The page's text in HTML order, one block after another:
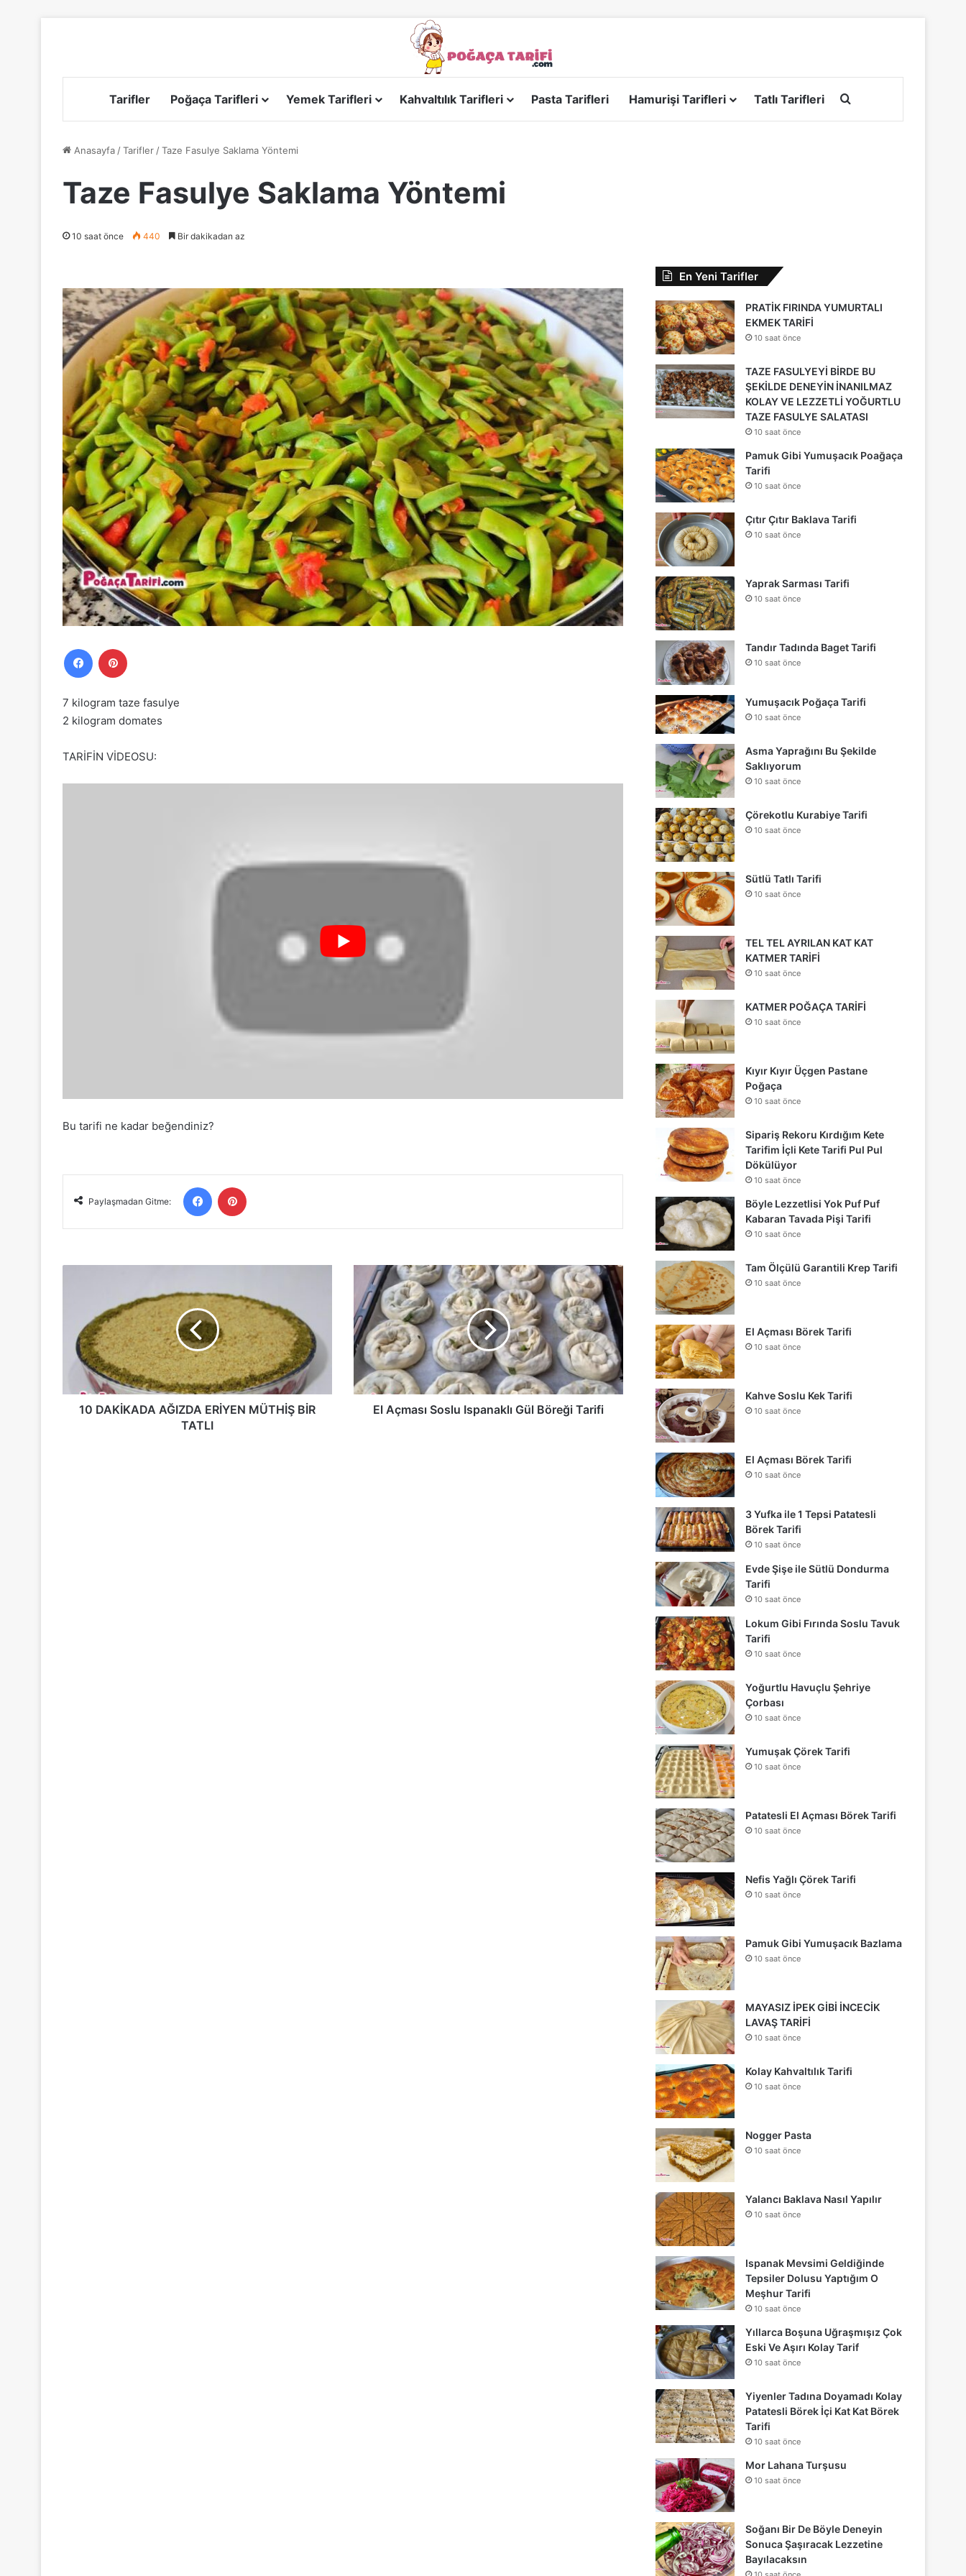
Tarifler Poğaça Tarifleri Yemek Tarifleri Kahvaltılık Tarifleri Pasta Tarifleri Hamurişi Tarifleri Tatlı Tarifleri
Anasayfa /Tarifler /Taze Fasulye Saklama Yöntemi
Taze Fasulye Saklama Yöntemi
10 saat önce 440 Bir dakikadan az
Facebook
7 kilogram taze fasulye
2 kilogram domates
TARİFİN VİDEOSU:
Bu tarifi ne kadar beğendiniz?
Paylaşmadan Gitme:
Facebook
ERİYEN
MÜTHİŞ
TATLI
10 DAKİKADA AĞIZDA ERİYEN MÜTHİŞ BİR
TATLI
Açması
Soslu
Ispanaklı
Gül
Böreği
Tarifi
El Açması Soslu Ispanaklı Gül Böreği Tarifi
En Yeni Tarifler
PRATİK FIRINDA YUMURTALI
EKMEK TARİFİ
10 saat önce
TAZE FASULYEYİ BİRDE BU
ŞEKİLDE DENEYİN İNANILMAZ
KOLAY VE LEZZETLİ YOĞURTLU
TAZE FASULYE SALATASI
10 saat önce
Pamuk Gibi Yumuşacık Poağaça
Tarifi
10 saat önce
Çıtır Çıtır Baklava Tarifi
10 saat önce
Yaprak Sarması Tarifi
10 saat önce
Tandır Tadında Baget Tarifi
10 saat önce
Yumuşacık Poğaça Tarifi
10 saat önce
Asma Yaprağını Bu Şekilde
Saklıyorum
10 saat önce
Çörekotlu Kurabiye Tarifi
10 saat önce
Sütlü Tatlı Tarifi
10 saat önce
TEL TEL AYRILAN KAT KAT
KATMER TARİFİ
10 saat önce
KATMER POĞAÇA TARİFİ
10 saat önce
Kıyır Kıyır Üçgen Pastane
Poğaça
10 saat önce
Sipariş Rekoru Kırdığım Kete
Tarifim İçli Kete Tarifi Pul Pul
Dökülüyor
10 saat önce
Böyle Lezzetlisi Yok Puf Puf
Kabaran Tavada Pişi Tarifi
10 saat önce
Tam Ölçülü Garantili Krep Tarifi
10 saat önce
El Açması Börek Tarifi
10 saat önce
Kahve Soslu Kek Tarifi
10 saat önce
El Açması Börek Tarifi
10 saat önce
3 Yufka ile 1 Tepsi Patatesli
Börek Tarifi
10 saat önce
Evde Şişe ile Sütlü Dondurma
Tarifi
10 saat önce
Lokum Gibi Fırında Soslu Tavuk
Tarifi
10 saat önce
Yoğurtlu Havuçlu Şehriye
Çorbası
10 saat önce
Yumuşak Çörek Tarifi
10 saat önce
Patatesli El Açması Börek Tarifi
10 saat önce
Nefis Yağlı Çörek Tarifi
10 saat önce
Pamuk Gibi Yumuşacık Bazlama
10 saat önce
MAYASIZ İPEK GİBİ İNCECİK
LAVAŞ TARİFİ
10 saat önce
Kolay Kahvaltılık Tarifi
10 saat önce
Nogger Pasta
10 saat önce
Yalancı Baklava Nasıl Yapılır
10 saat önce
Ispanak Mevsimi Geldiğinde
Tepsiler Dolusu Yaptığım O
Meşhur Tarifi
10 saat önce
Yıllarca Boşuna Uğraşmışız Çok
Eski Ve Aşırı Kolay Tarif
10 saat önce
Yiyenler Tadına Doyamadı Kolay
Patatesli Börek İçi Kat Kat Börek
Tarifi
10 saat önce
Mor Lahana Turşusu
10 saat önce
Soğanı Bir De Böyle Deneyin
Sonuca Şaşıracak Lezzetine
Bayılacaksın